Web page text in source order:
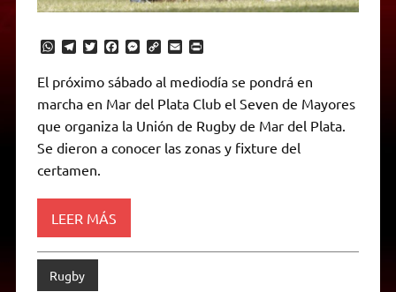
W
t
s
p
p
T
e
g
a
m
T
t
t
e
r
F
c
e
b
o
o
k
M
s
s
e
n
g
e
C
p
y
L
i
n
k
E
i
l
P
n
t
F
r
i
El próximo sábado al mediodía se pondrá en
marcha en Mar del Plata Club el Seven de Mayores
que organiza la Unión de Rugby de Mar del Plata.
Se dieron a conocer las zonas y fixture del
certamen.
LEER MÁS
Rugby